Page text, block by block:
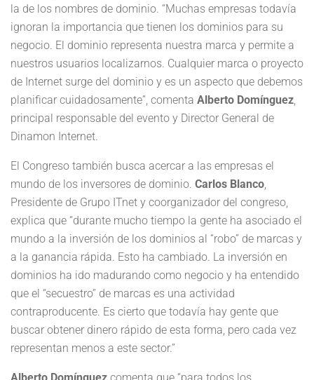
la de los nombres de dominio. “Muchas empresas todavía
ignoran la importancia que tienen los dominios para su
negocio. El dominio representa nuestra marca y permite a
nuestros usuarios localizarnos. Cualquier marca o proyecto
de Internet surge del dominio y es un aspecto que debemos
planificar cuidadosamente”, comenta Alberto Domínguez,
principal responsable del evento y Director General de
Dinamon Internet.
El Congreso también busca acercar a las empresas el
mundo de los inversores de dominio. Carlos Blanco,
Presidente de Grupo ITnet y coorganizador del congreso,
explica que “durante mucho tiempo la gente ha asociado el
mundo a la inversión de los dominios al “robo” de marcas y
a la ganancia rápida. Esto ha cambiado. La inversión en
dominios ha ido madurando como negocio y ha entendido
que el “secuestro” de marcas es una actividad
contraproducente. Es cierto que todavía hay gente que
buscar obtener dinero rápido de esta forma, pero cada vez
representan menos a este sector.”